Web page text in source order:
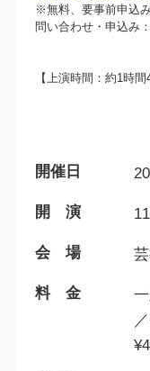
※無料、要事前申込
問い合わせ・申込み
【上演時間：約1時
開催日
開 演
会 場
料 金